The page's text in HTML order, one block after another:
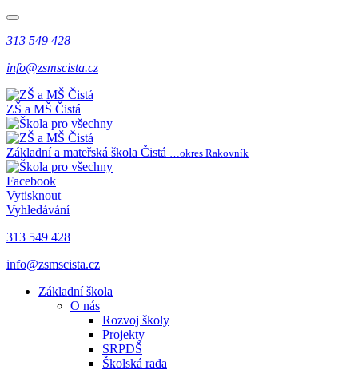
313 549 428
info@zsmscista.cz
ZŠ a MŠ Čistá
Základní a mateřská škola Čistá …okres Rakovník
Facebook
Vytisknout
Vyhledávání
313 549 428
info@zsmscista.cz
Základní škola
O nás
Rozvoj školy
Projekty
SRPDŠ
Školská rada